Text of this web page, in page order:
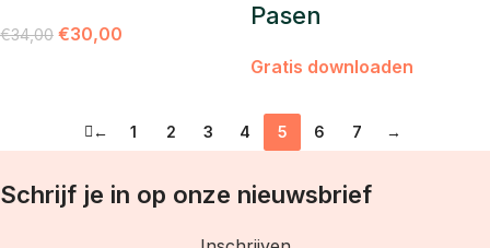
€34,00 €30,00
Pasen
Gratis downloaden
← 1 2 3 4 5 6 7 →
Schrijf je in op onze nieuwsbrief